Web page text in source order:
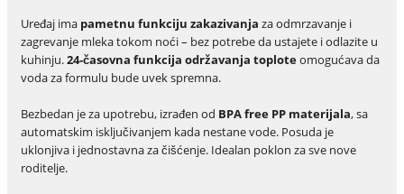
Uređaj ima pametnu funkciju zakazivanja za odmrzavanje i
zagrevanje mleka tokom noći – bez potrebe da ustajete i odlazite u
kuhinju.24-časovna funkcija održavanja toploteomogućava da
voda za formulu bude uvek spremna.
Bezbedan je za upotrebu, izrađen od BPA free PP materijala, sa
automatskim isključivanjem kada nestane vode. Posuda je
uklonjiva i jednostavna za čišćenje. Idealan poklon za sve nove
roditelje.